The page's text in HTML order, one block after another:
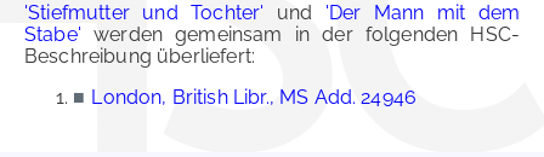
'Stiefmutter und Tochter' und 'Der Mann mit dem
Stabe' werden gemeinsam in der folgenden HSC-
Beschreibung überliefert:
■ London, British Libr., MS Add. 24946